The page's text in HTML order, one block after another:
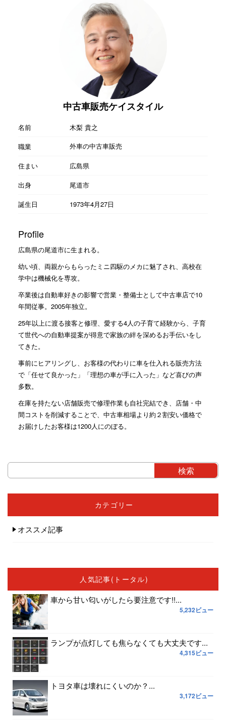
中古車販売ケイスタイル
名前
木梨 貴之
職業
外車の中古車販売
住まい
広島県
出身
尾道市
誕生日
1973年4月27日
Profile
広島県の尾道市に生まれる。
幼い頃、両親からもらったミニ四駆のメカに魅了され、高校在
学中は機械化を専攻。
卒業後は自動車好きの影響で営業・整備士として中古車店で10
年間従事。2005年独立。
25年以上に渡る接客と修理、愛する4人の子育て経験から、子育
て世代への自動車提案が得意で家族の絆を深めるお手伝いをし
てきた。
事前にヒアリングし、お客様の代わりに車を仕入れる販売方法
で「任せて良かった」「理想の車が手に入った」など喜びの声
多数。
在庫を持たない店舗販売で修理作業も自社完結でき、店舗・中
間コストを削減することで、中古車相場より約２割安い価格で
お届けしたお客様は1200人にのぼる。
カテゴリー
オススメ記事
人気記事(トータル)
車から甘い匂いがしたら要注意です!!...
5,232ビュー
ランプが点灯しても焦らなくても大丈夫です...
4,315ビュー
トヨタ車は壊れにくいのか？...
3,172ビュー